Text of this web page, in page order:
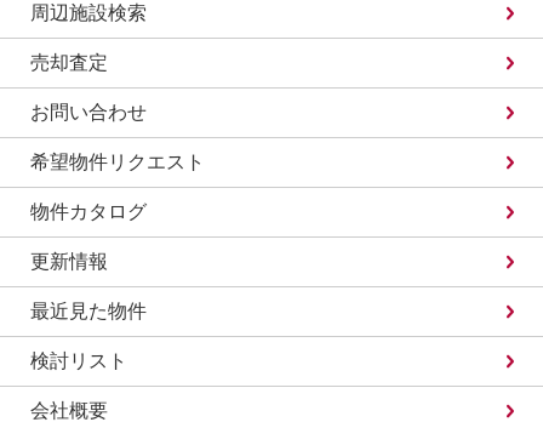
周辺施設検索
売却査定
お問い合わせ
希望物件リクエスト
物件カタログ
更新情報
最近見た物件
検討リスト
会社概要